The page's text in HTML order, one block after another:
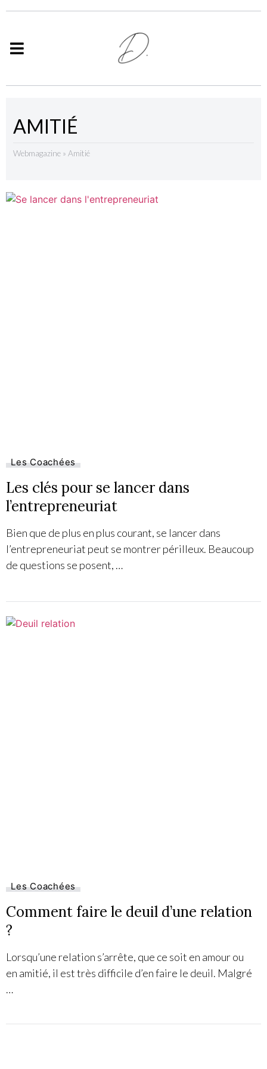
Les Coachées
Les clés pour se lancer dans
l’entrepreneuriat
Bien que de plus en plus courant, se lancer dans
l’entrepreneuriat peut se montrer périlleux. Beaucoup
de questions se posent, …
Les Coachées
Comment faire le deuil d’une relation
?
Lorsqu’une relation s’arrête, que ce soit en amour ou
en amitié, il est très difficile d’en faire le deuil. Malgré
…
AMITIÉ
Webmagazine » Amitié